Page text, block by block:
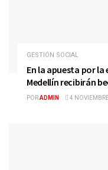
GESTIÓN SOCIAL
En la apuesta por la
Medellín recibirán
PORADMIN 4